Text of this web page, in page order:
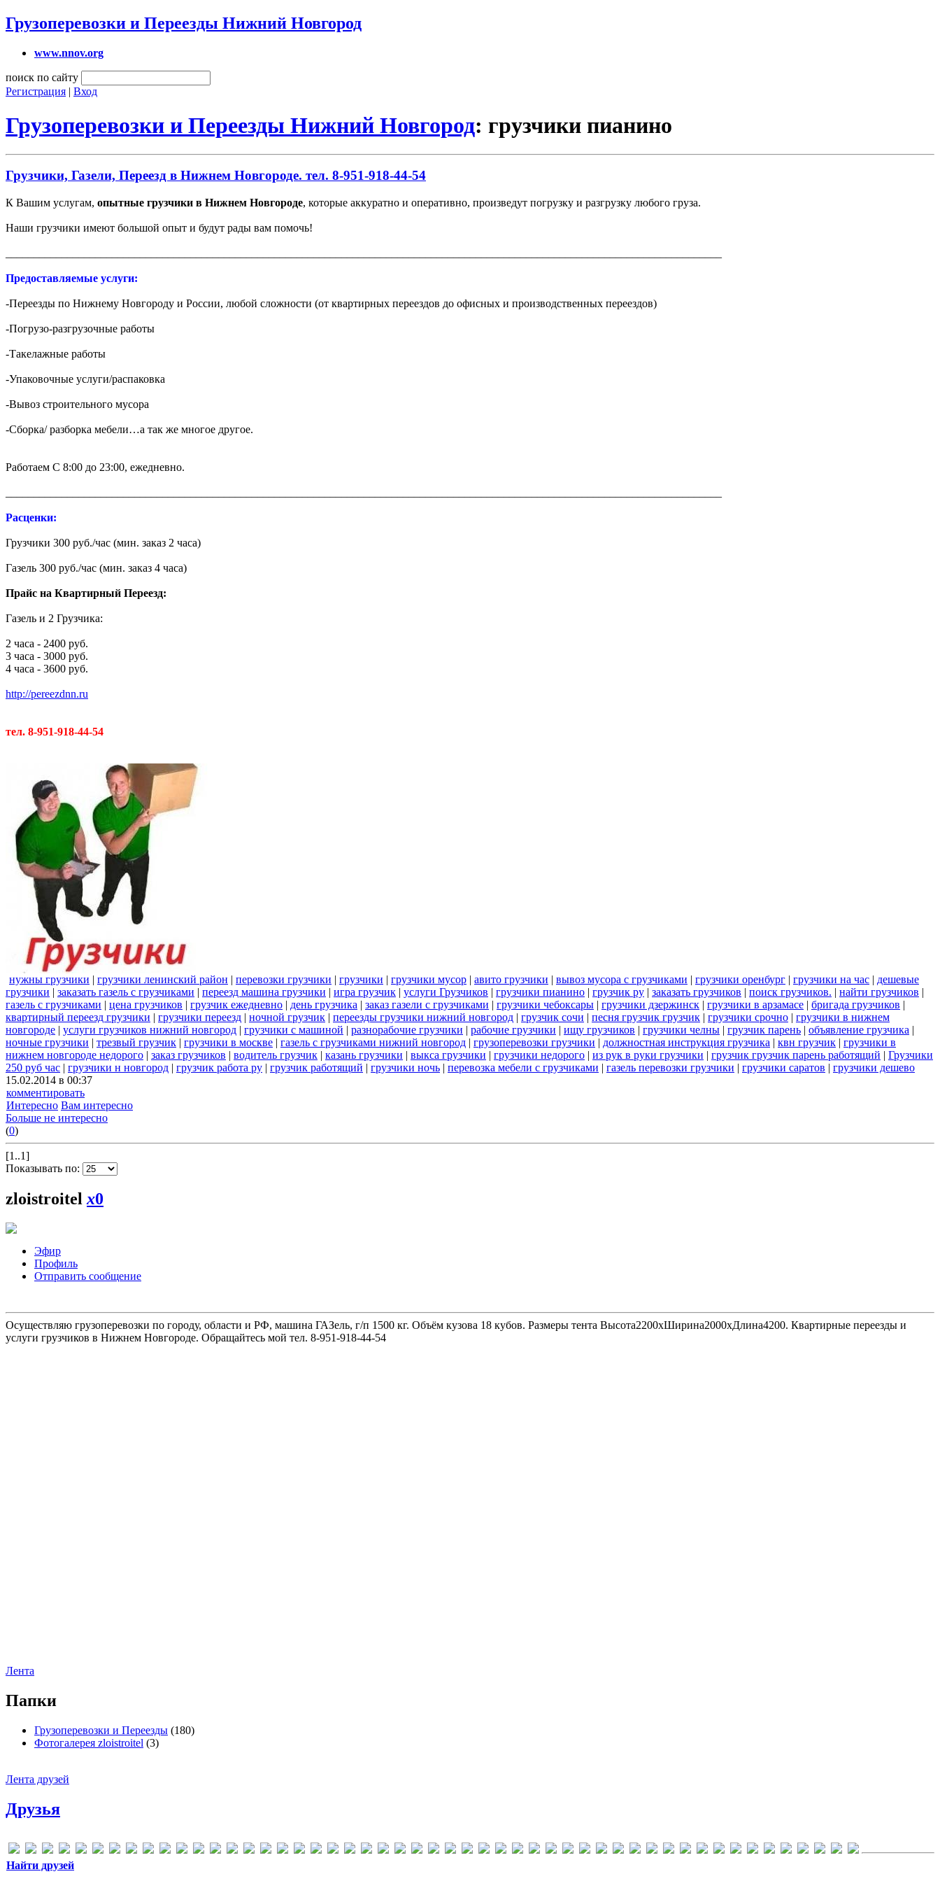
Грузоперевозки и Переезды Нижний Новгород
www.nnov.org
поиск по сайту
Регистрация | Вход
Грузоперевозки и Переезды Нижний Новгород: грузчики пианино
Грузчики, Газели, Переезд в Нижнем Новгороде. тел. 8-951-918-44-54
К Вашим услугам, опытные грузчики в Нижнем Новгороде, которые аккуратно и оперативно, произведут погрузку и разгрузку любого груза.
Наши грузчики имеют большой опыт и будут рады вам помочь!
Предоставляемые услуги:
-Переезды по Нижнему Новгороду и России, любой сложности (от квартирных переездов до офисных и производственных переездов)
-Погрузо-разгрузочные работы
-Такелажные работы
-Упаковочные услуги/распаковка
-Вывоз строительного мусора
-Сборка/ разборка мебели…а так же многое другое.
Работаем С 8:00 до 23:00, ежедневно.
Расценки:
Грузчики 300 руб./час (мин. заказ 2 часа)
Газель 300 руб./час (мин. заказ 4 часа)
Прайс на Квартирный Переезд:
Газель и 2 Грузчика:
2 часа - 2400 руб.
3 часа - 3000 руб.
4 часа - 3600 руб.
http://pereezdnn.ru
тел. 8-951-918-44-54
нужны грузчики | грузчики ленинский район | перевозки грузчики | грузчики | грузчики мусор | авито грузчики | вывоз мусора с грузчиками | грузчики оренбург | грузчики на час | дешевые
грузчики | заказать газель с грузчиками | переезд машина грузчики | игра грузчик | услуги Грузчиков | грузчики пианино | грузчик ру | заказать грузчиков | поиск грузчиков. | найти грузчиков |
газель с грузчиками | цена грузчиков | грузчик ежедневно | день грузчика | заказ газели с грузчиками | грузчики чебоксары | грузчики дзержинск | грузчики в арзамасе | бригада грузчиков |
квартирный переезд грузчики | грузчики переезд | ночной грузчик | переезды грузчики нижний новгород | грузчик сочи | песня грузчик грузчик | грузчики срочно | грузчики в нижнем
новгороде | услуги грузчиков нижний новгород | грузчики с машиной | разнорабочие грузчики | рабочие грузчики | ищу грузчиков | грузчики челны | грузчик парень | объявление грузчика |
ночные грузчики | трезвый грузчик | грузчики в москве | газель с грузчиками нижний новгород | грузоперевозки грузчики | должностная инструкция грузчика | квн грузчик | грузчики в
нижнем новгороде недорого | заказ грузчиков | водитель грузчик | казань грузчики | выкса грузчики | грузчики недорого | из рук в руки грузчики | грузчик грузчик парень работящий | Грузчики
250 руб час | грузчики н новгород | грузчик работа ру | грузчик работящий | грузчики ночь | перевозка мебели с грузчиками | газель перевозки грузчики | грузчики саратов | грузчики дешево
15.02.2014 в 00:37
комментировать
Интересно Вам интересно
Больше не интересно
(0)
[1..1]
Показывать по:
zloistroitel x0
Эфир
Профиль
Отправить сообщение
Осуществляю грузоперевозки по городу, области и РФ, машина ГАЗель, г/п 1500 кг. Объём кузова 18 кубов. Размеры тента Высота2200хШирина2000хДлина4200. Квартирные переезды и
услуги грузчиков в Нижнем Новгороде. Обращайтесь мой тел. 8-951-918-44-54
Лента
Папки
Грузоперевозки и Переезды (180)
Фотогалерея zloistroitel (3)
Лента друзей
Друзья
Найти друзей